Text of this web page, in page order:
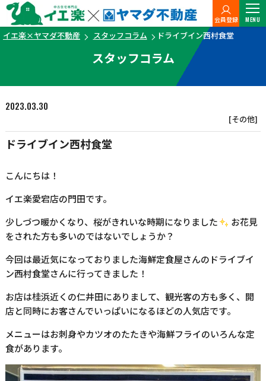
会員登録 MENU
イエ楽×ヤマダ不動産 スタッフコラム ドライブイン西村食堂
スタッフコラム
2023.03.30
[その他]
ドライブイン西村食堂
こんにちは！
イエ楽愛宕店の門田です。
少しづつ暖かくなり、桜がきれいな時期になりました
お花見
をされた方も多いのではないでしょうか？
今回は最近気になっておりました海鮮定食屋さんのドライブイ
ン西村食堂さんに行ってきました！
お店は桂浜近くの仁井田にありまして、観光客の方も多く、開
店と同時にお客さんでいっぱいになるほどの人気店です。
メニューはお刺身やカツオのたたきや海鮮フライのいろんな定
食があります。